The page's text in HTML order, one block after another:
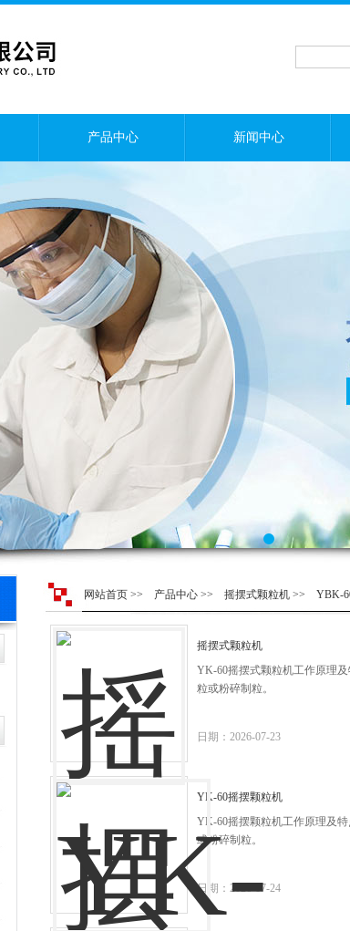
产品中心 新闻中心
网站首页 >> 产品中心 >> 摇摆式颗粒机 >> YBK-
摇摆式颗粒机
YK-60摇摆式颗粒机工作原理
粒或粉碎制粒。
日期：2026-07-23
YK-60摇摆颗粒机
YK-60摇摆颗粒机工作原理及
或粉碎制粒。
日期：2026-07-24